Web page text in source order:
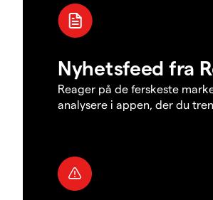
Nyhetsfeed fra
Reager på de ferskeste
analysere i appen, der du